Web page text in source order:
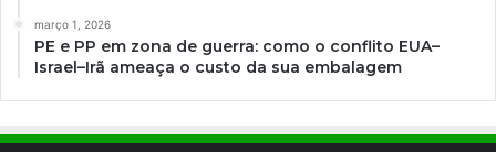
março 1, 2026
PE e PP em zona de guerra: como o conflito EUA–
Israel–Irã ameaça o custo da sua embalagem